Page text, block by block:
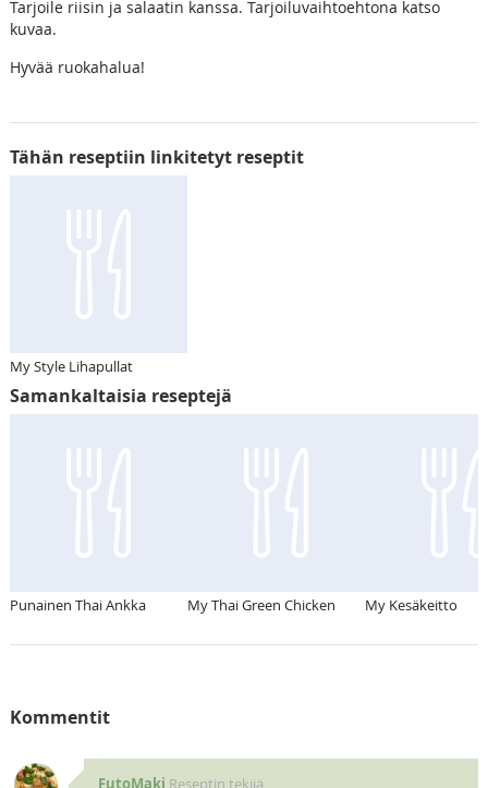
Tarjoile riisin ja salaatin kanssa. Tarjoiluvaihtoehtona katso
kuvaa.
Hyvää ruokahalua!
Tähän reseptiin linkitetyt reseptit
My Style Lihapullat
Samankaltaisia reseptejä
Punainen Thai Ankka My Thai Green Chicken My Kesäkeitto
Kommentit
FutoMaki Reseptin tekijä